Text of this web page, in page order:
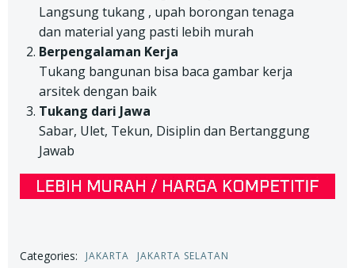
Langsung tukang , upah borongan tenaga
dan material yang pasti lebih murah
Berpengalaman Kerja
Tukang bangunan bisa baca gambar kerja
arsitek dengan baik
Tukang dari Jawa
Sabar, Ulet, Tekun, Disiplin dan Bertanggung
Jawab
Categories: JAKARTA
JAKARTA SELATAN